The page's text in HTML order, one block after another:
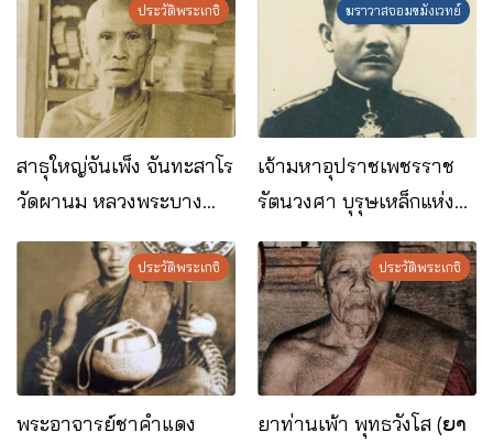
ประวัติพระเกจิ
สาธุใหญ่จันเพ็ง จันทะสาโร
วัดผานม หลวงพระบาง
สปป.ลาว
ฆราวาสจอมขมังเวทย์
เจ้ามหาอุปราชเพชรราช
รัตนวงศา บุรุษเหล็กแห่ง
ราชอาณาจักรลาว
ประวัติพระเกจิ
พระอาจารย์ชาคำแดง
ประวัติพระเกจิ
ยาท่านเพ้า พุทธวังโส (ຍາ